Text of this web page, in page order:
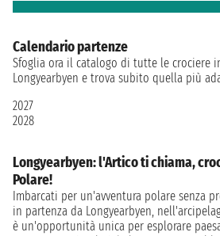
Calendario partenze
Sfoglia ora il catalogo di tutte le crociere
Longyearbyen e trova subito quella più
2027
2028
Longyearbyen: l'Artico ti chiama,
Polare!
Imbarcati per un'avventura polare senza
in partenza da Longyearbyen,
è un'opportunità unica per esplorare